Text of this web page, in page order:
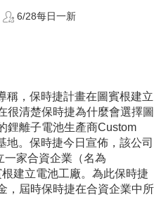
6/28每日一新
稱，保時捷計畫在圖賓根建立
很清楚保時捷為什麼會選擇圖
鋰離子電池生產商Custom
地。保時捷今日宣佈，該公司
一家合資企業（名為
建立電池工廠。為此保時捷
，屆時保時捷在合資企業中所